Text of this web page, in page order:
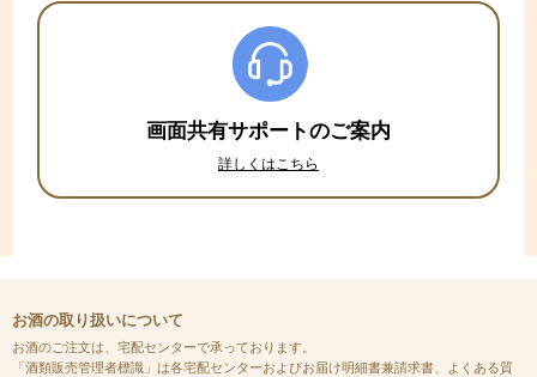
画面共有サポートのご案内
詳しくはこちら
お酒の取り扱いについて
お酒のご注文は、宅配センターで承っております。
「酒類販売管理者標識」は各宅配センターおよびお届け明細書兼請求書、よくある質